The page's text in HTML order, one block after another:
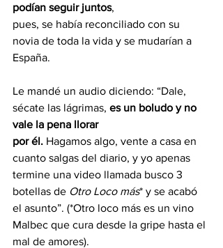
podían seguir juntos,
pues, se había reconciliado con su
novia de toda la vida y se mudarían a
España.
Le mandé un audio diciendo: “Dale,
sécate las lágrimas, es un boludo y no
vale la pena llorar
por él. Hagamos algo, vente a casa en
cuanto salgas del diario, y yo apenas
termine una video llamada busco 3
botellas de Otro Loco más* y se acabó
el asunto”. (*Otro loco más es un vino
Malbec que cura desde la gripe hasta el
mal de amores).